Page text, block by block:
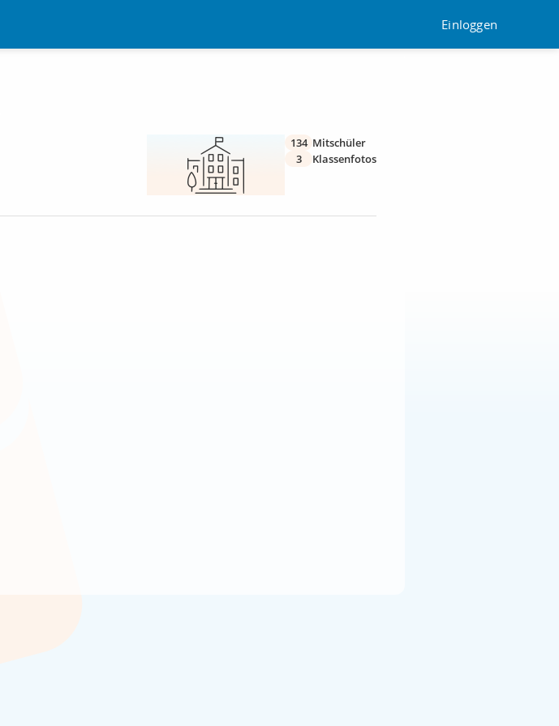
Einloggen
134 Mitschüler
3
Klassenfotos